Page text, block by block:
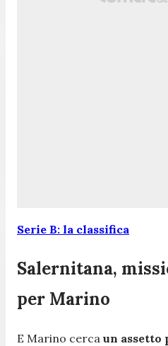
Serie B: la classifica
Salernitana,
per Marino
E Marino cerca un assetto